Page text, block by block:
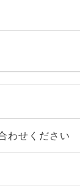
わせください